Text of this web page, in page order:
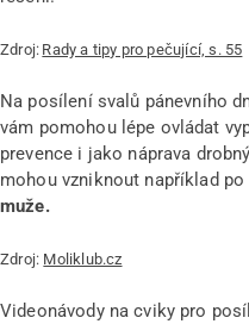
Zdroj: Rady a tipy pro pečující, s. 55
Na posílení svalů pánevního
vám pomohou lépe ovládat
prevence i jako náprava
mohou vzniknout například po
muže.
Zdroj: Moliklub.cz
Videonávody na cviky pro